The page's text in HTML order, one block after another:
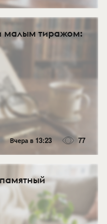
малым тиражом:
Вчера в 13:23 77